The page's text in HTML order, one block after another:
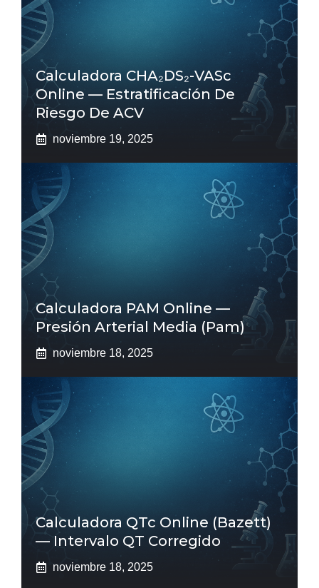
Calculadora CHA₂DS₂-VASc
Online — Estratificación De
Riesgo De ACV
noviembre 19, 2025
Calculadora PAM Online —
Presión Arterial Media (pam)
noviembre 18, 2025
Calculadora QTc Online (Bazett)
— Intervalo QT Corregido
noviembre 18, 2025